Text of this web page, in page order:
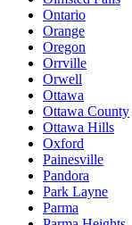
Ontario
Orange
Oregon
Orrville
Orwell
Ottawa
Ottawa County
Ottawa Hills
Oxford
Painesville
Pandora
Park Layne
Parma